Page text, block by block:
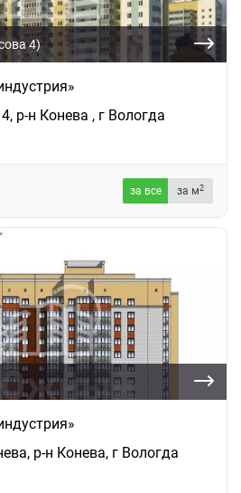
4)
р-н Конева , г Вологда
за все за м2
р-н Конева, г Вологда